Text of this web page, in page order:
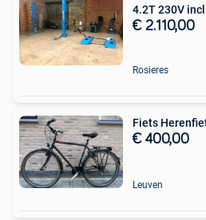
4.2T 230V
€ 2.110,00
Rosieres
Fiets
€ 400,00
Leuven